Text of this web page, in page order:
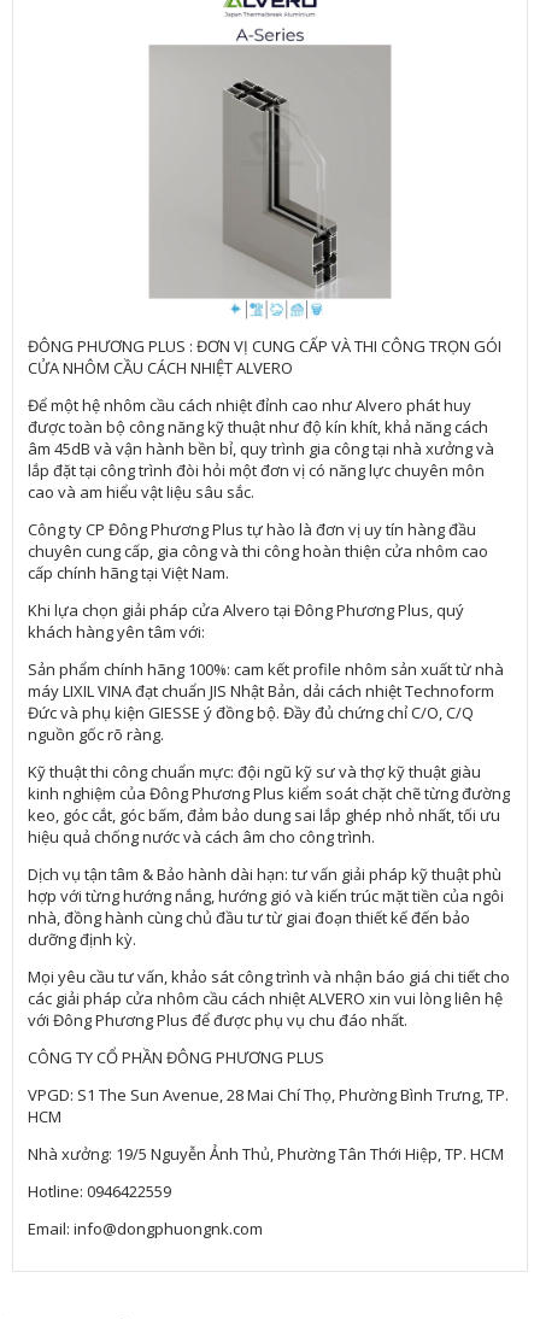
ĐÔNG PHƯƠNG PLUS : ĐƠN VỊ CUNG CẤP VÀ THI CÔNG TRỌN GÓI
CỬA NHÔM CẦU CÁCH NHIỆT ALVERO
Để một hệ nhôm cầu cách nhiệt đỉnh cao như Alvero phát huy
được toàn bộ công năng kỹ thuật như độ kín khít, khả năng cách
âm 45dB và vận hành bền bỉ, quy trình gia công tại nhà xưởng và
lắp đặt tại công trình đòi hỏi một đơn vị có năng lực chuyên môn
cao và am hiểu vật liệu sâu sắc.
Công ty CP Đông Phương Plus tự hào là đơn vị uy tín hàng đầu
chuyên cung cấp, gia công và thi công hoàn thiện cửa nhôm cao
cấp chính hãng tại Việt Nam.
Khi lựa chọn giải pháp cửa Alvero tại Đông Phương Plus, quý
khách hàng yên tâm với:
Sản phẩm chính hãng 100%: cam kết profile nhôm sản xuất từ nhà
máy LIXIL VINA đạt chuẩn JIS Nhật Bản, dải cách nhiệt Technoform
Đức và phụ kiện GIESSE ý đồng bộ. Đầy đủ chứng chỉ C/O, C/Q
nguồn gốc rõ ràng.
Kỹ thuật thi công chuẩn mực: đội ngũ kỹ sư và thợ kỹ thuật giàu
kinh nghiệm của Đông Phương Plus kiểm soát chặt chẽ từng đường
keo, góc cắt, góc bấm, đảm bảo dung sai lắp ghép nhỏ nhất, tối ưu
hiệu quả chống nước và cách âm cho công trình.
Dịch vụ tận tâm & Bảo hành dài hạn: tư vấn giải pháp kỹ thuật phù
hợp với từng hướng nắng, hướng gió và kiến trúc mặt tiền của ngôi
nhà, đồng hành cùng chủ đầu tư từ giai đoạn thiết kế đến bảo
dưỡng định kỳ.
Mọi yêu cầu tư vấn, khảo sát công trình và nhận báo giá chi tiết cho
các giải pháp cửa nhôm cầu cách nhiệt ALVERO xin vui lòng liên hệ
với Đông Phương Plus để được phụ vụ chu đáo nhất.
CÔNG TY CỔ PHẦN ĐÔNG PHƯƠNG PLUS
VPGD: S1 The Sun Avenue, 28 Mai Chí Thọ, Phường Bình Trưng, TP.
HCM
Nhà xưởng: 19/5 Nguyễn Ảnh Thủ, Phường Tân Thới Hiệp, TP. HCM
Hotline: 0946422559
Email: info@dongphuongnk.com